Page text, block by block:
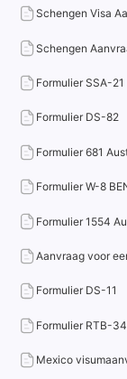
Schengen Visa
Schengen
Formulier SSA-21
Formulier DS-82
Formulier 681
Formulier W-8
Formulier 1554
Aanvraag voor
Formulier DS-11
Formulier RTB-
Mexico